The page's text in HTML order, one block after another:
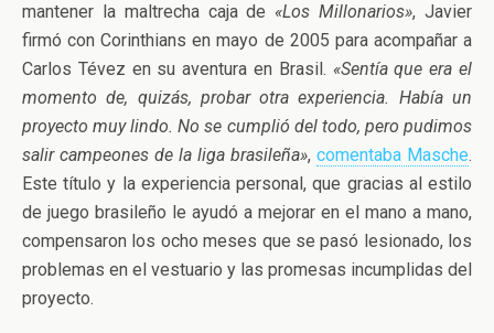
mantener la maltrecha caja de «Los Millonarios», Javier
firmó con Corinthians en mayo de 2005 para acompañar a
Carlos Tévez en su aventura en Brasil. «Sentía que era el
momento de, quizás, probar otra experiencia. Había un
proyecto muy lindo. No se cumplió del todo, pero pudimos
salir campeones de la liga brasileña», comentaba Masche.
Este título y la experiencia personal, que gracias al estilo
de juego brasileño le ayudó a mejorar en el mano a mano,
compensaron los ocho meses que se pasó lesionado, los
problemas en el vestuario y las promesas incumplidas del
proyecto.